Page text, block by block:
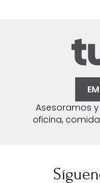
Asesoramos
oficina,